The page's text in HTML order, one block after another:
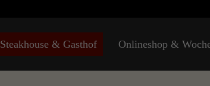
Steakhouse & Gasthof Onlineshop &